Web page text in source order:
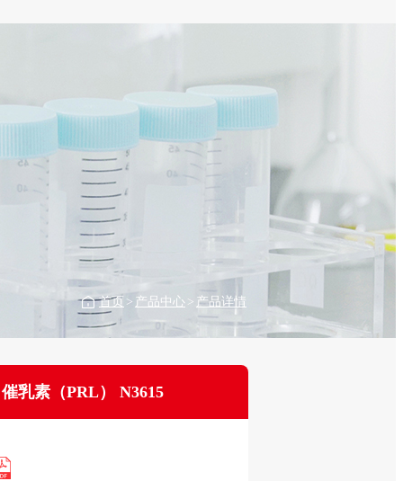
首页 > 产品中心 > 产品详情
催乳素（PRL） N3615